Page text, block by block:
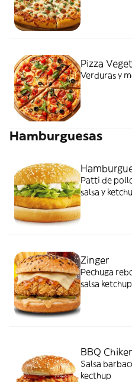
Pizza
Verduras y
Hamburguesas
Patti de
salsa y
Zinger
Pechuga
salsa ketchup
BBQ
Salsa
kecthup